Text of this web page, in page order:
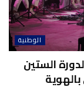
الوطنية
الستين